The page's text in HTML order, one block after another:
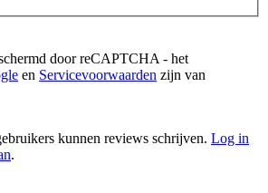
door reCAPTCHA - het
en Servicevoorwaarden zijn van
kunnen reviews schrijven. Log in
.